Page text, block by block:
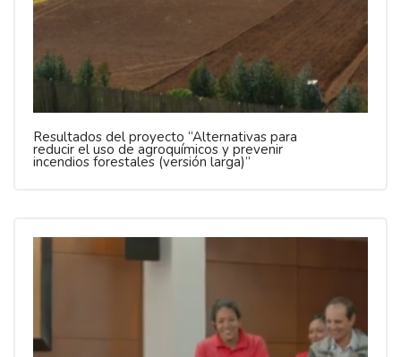
Resultados del proyecto “Alternativas para
reducir el uso de agroquímicos y prevenir
incendios forestales (versión larga)”